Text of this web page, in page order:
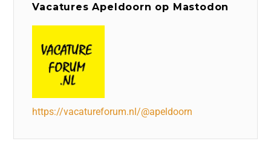
Vacatures Apeldoorn op Mastodon
https://vacatureforum.nl/@apeldoorn